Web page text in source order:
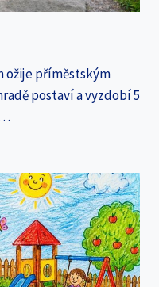
ožije příměstským
postaví a vyzdobí 5